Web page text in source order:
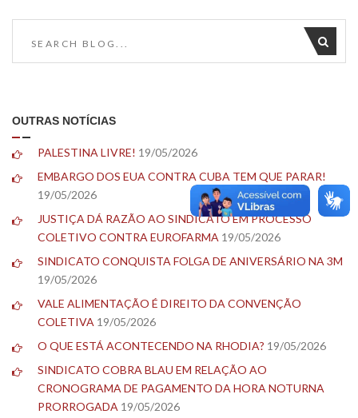
OUTRAS NOTÍCIAS
PALESTINA LIVRE! 19/05/2026
EMBARGO DOS EUA CONTRA CUBA TEM QUE PARAR!
19/05/2026
JUSTIÇA DÁ RAZÃO AO SINDICATO EM PROCESSO
COLETIVO CONTRA EUROFARMA 19/05/2026
SINDICATO CONQUISTA FOLGA DE ANIVERSÁRIO NA 3M
19/05/2026
VALE ALIMENTAÇÃO É DIREITO DA CONVENÇÃO
COLETIVA 19/05/2026
O QUE ESTÁ ACONTECENDO NA RHODIA? 19/05/2026
SINDICATO COBRA BLAU EM RELAÇÃO AO
CRONOGRAMA DE PAGAMENTO DA HORA NOTURNA
PRORROGADA 19/05/2026